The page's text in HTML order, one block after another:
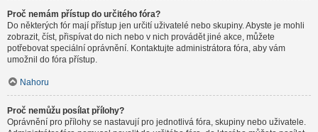
Proč nemám přístup do určitého fóra?
Do některých fór mají přístup jen určití uživatelé nebo skupiny. Abyste je mohli
zobrazit, číst, přispívat do nich nebo v nich provádět jiné akce, můžete
potřebovat speciální oprávnění. Kontaktujte administrátora fóra, aby vám
umožnil do fóra přístup.
Nahoru
Proč nemůžu posílat přílohy?
Oprávnění pro přílohy se nastavují pro jednotlivá fóra, skupiny nebo uživatele.